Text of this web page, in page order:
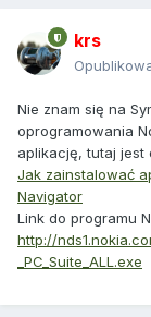
krs
Nie znam się na
oprogramowania
aplikację, tutaj jest
Jak zainstalować
Navigator
Link do programu
http://
_PC_Suite_ALL.exe